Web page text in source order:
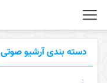
دسته بندی آرشیو صوتی